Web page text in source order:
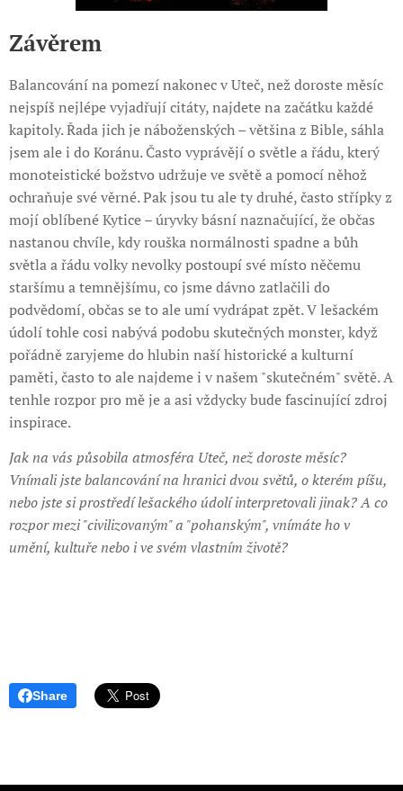
Závěrem
Balancování na pomezí nakonec v Uteč, než doroste měsíc
nejspíš nejlépe vyjadřují citáty, najdete na začátku každé
kapitoly. Řada jich je náboženských – většina z Bible, sáhla
jsem ale i do Koránu. Často vyprávějí o světle a řádu, který
monoteistické božstvo udržuje ve světě a pomocí něhož
ochraňuje své věrné. Pak jsou tu ale ty druhé, často střípky z
mojí oblíbené Kytice – úryvky básní naznačující, že občas
nastanou chvíle, kdy rouška normálnosti spadne a bůh
světla a řádu volky nevolky postoupí své místo něčemu
staršímu a temnějšímu, co jsme dávno zatlačili do
podvědomí, občas se to ale umí vydrápat zpět. V lešackém
údolí tohle cosi nabývá podobu skutečných monster, když
pořádně zaryjeme do hlubin naší historické a kulturní
paměti, často to ale najdeme i v našem "skutečném" světě. A
tenhle rozpor pro mě je a asi vždycky bude fascinující zdroj
inspirace.
Jak na vás působila atmosféra Uteč, než doroste měsíc?
Vnímali jste balancování na hranici dvou světů, o kterém píšu,
nebo jste si prostředí lešackého údolí interpretovali jinak? A co
rozpor mezi "civilizovaným" a "pohanským", vnímáte ho v
umění, kultuře nebo i ve svém vlastním životě?
Share